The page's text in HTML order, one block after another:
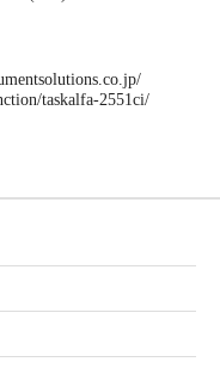
taskalfa-2551ci/